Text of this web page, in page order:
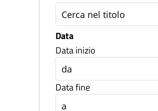
Data
Data inizio
Data fine